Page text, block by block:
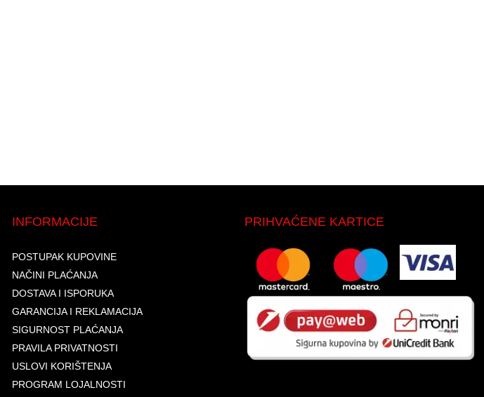
INFORMACIJE
POSTUPAK KUPOVINE
NAČINI PLAĆANJA
DOSTAVA I ISPORUKA
GARANCIJA I REKLAMACIJA
SIGURNOST PLAĆANJA
PRAVILA PRIVATNOSTI
USLOVI KORIŠTENJA
PROGRAM LOJALNOSTI
PRIHVAĆENE KARTICE